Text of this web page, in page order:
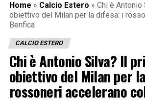
Home » Calcio Estero » Chi è Antonio
obiettivo del Milan per la difesa: i
Benfica
CALCIO ESTERO
Chi è Antonio Silva? Il
obiettivo del Milan per
rossoneri accelerano